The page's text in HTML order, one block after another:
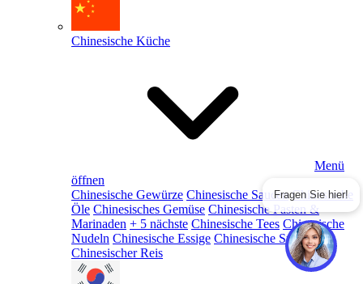
Chinesische Küche
Menü
öffnen
Chinesische Gewürze Chinesische Saucen Chinesische
Öle Chinesisches Gemüse Chinesische Pasten &
Marinaden + 5 nächste Chinesische Tees Chinesische
Nudeln Chinesische Essige Chinesische Snacks
Chinesischer Reis
Fragen Sie hier!